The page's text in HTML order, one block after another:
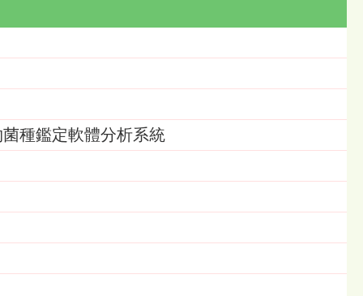
種鑑定軟體分析系統